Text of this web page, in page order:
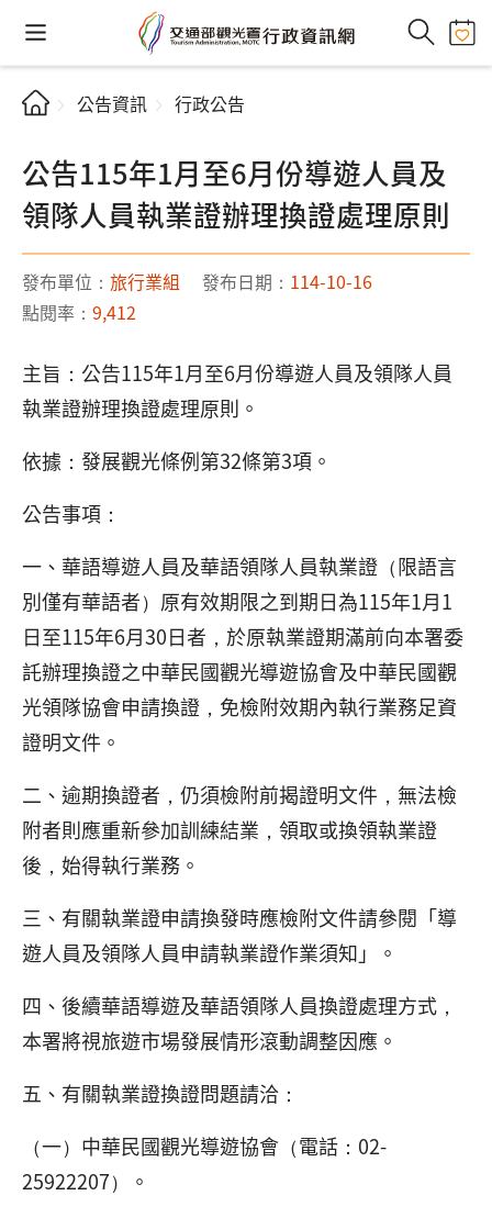
公告資訊 行政公告
公告115年1月至6月份導遊人員及
領隊人員執業證辦理換證處理原則
發布單位： 旅行業組 發布日期： 114-10-16
點閱率： 9,412
主旨：公告115年1月至6月份導遊人員及領隊人員
執業證辦理換證處理原則。
依據：發展觀光條例第32條第3項。
公告事項：
一、華語導遊人員及華語領隊人員執業證（限語言
別僅有華語者）原有效期限之到期日為115年1月1
日至115年6月30日者，於原執業證期滿前向本署委
託辦理換證之中華民國觀光導遊協會及中華民國觀
光領隊協會申請換證，免檢附效期內執行業務足資
證明文件。
二、逾期換證者，仍須檢附前揭證明文件，無法檢
附者則應重新參加訓練結業，領取或換領執業證
後，始得執行業務。
三、有關執業證申請換發時應檢附文件請參閱「導
遊人員及領隊人員申請執業證作業須知」。
四、後續華語導遊及華語領隊人員換證處理方式，
本署將視旅遊市場發展情形滾動調整因應。
五、有關執業證換證問題請洽：
（一）中華民國觀光導遊協會（電話：02-
25922207）。